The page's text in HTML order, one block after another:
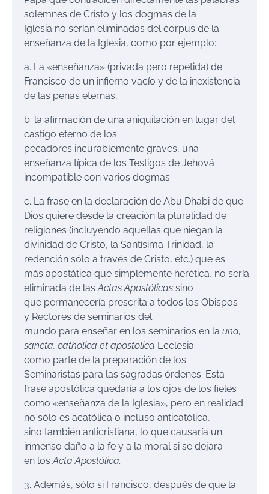
solemnes de Cristo y los dogmas de la
Iglesia no serían eliminadas del corpus de la
enseñanza de la Iglesia, como por ejemplo:
a. La «enseñanza» (privada pero repetida) de
Francisco de un infierno vacío y de la inexistencia
de las penas eternas,
b. la afirmación de una aniquilación en lugar del
castigo eterno de los
pecadores incurablemente graves, una
enseñanza típica de los Testigos de Jehová
incompatible con varios dogmas.
c. La frase en la declaración de Abu Dhabi de que
Dios quiere desde la creación la pluralidad de
religiones (incluyendo aquellas que niegan la
divinidad de Cristo, la Santísima Trinidad, la
redención sólo a través de Cristo, etc.) que es
más apostática que simplemente herética, no sería
eliminada de lasActas Apostólicas sino
que permanecería prescrita a todos los Obispos
y Rectores de seminarios del
mundo para enseñar en los seminarios en la una,
sancta, catholica et apostolica Ecclesia
como parte de la preparación de los
Seminaristas para las sagradas órdenes. Esta
frase apostólica quedaría a los ojos de los fieles
como «enseñanza de la Iglesia», pero en realidad
no sólo es acatólica o incluso anticatólica,
sino también anticristiana, lo que causaría un
inmenso daño a la fe y a la moral si se dejara
en losActa Apostólica.
3. Además, sólo si Francisco, después de que la